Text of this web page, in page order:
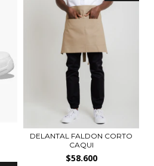
DELANTAL FALDON CORTO
CAQUI
$58.600